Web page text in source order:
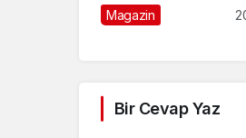
Magazin
Bir Cevap Yaz